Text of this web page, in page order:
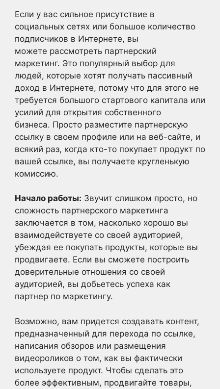
Если у вас сильное присутствие в
социальных сетях или большое количество
подписчиков в Интернете, вы
можете рассмотреть партнерский
маркетинг. Это популярный выбор для
людей, которые хотят получать пассивный
доход в Интернете, потому что для этого не
требуется большого стартового капитала или
усилий для открытия собственного
бизнеса. Просто разместите партнерскую
ссылку в своем профиле или на веб-сайте, и
всякий раз, когда кто-то покупает продукт по
вашей ссылке, вы получаете кругленькую
комиссию.
Начало работы: Звучит слишком просто, но
сложность партнерского маркетинга
заключается в том, насколько хорошо вы
взаимодействуете со своей аудиторией,
убеждая ее покупать продукты, которые вы
продвигаете. Если вы сможете построить
доверительные отношения со своей
аудиторией, вы добьетесь успеха как
партнер по маркетингу.
Возможно, вам придется создавать контент,
предназначенный для перехода по ссылке,
написания обзоров или размещения
видеороликов о том, как вы фактически
используете продукт. Чтобы сделать это
более эффективным, продвигайте товары,